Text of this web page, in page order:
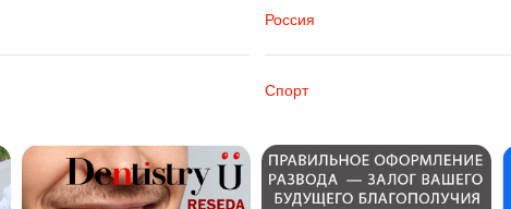
Россия
Спорт